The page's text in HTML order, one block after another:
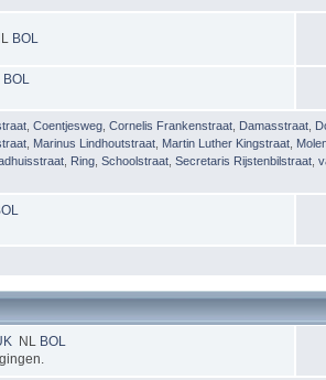
BOL
BOL
Coentjesweg Cornelis Frankenstraat Damasstraat
Marinus Lindhoutstraat Martin Luther Kingstraat
Ring Schoolstraat Secretaris Rijstenbilstraat
NL BOL